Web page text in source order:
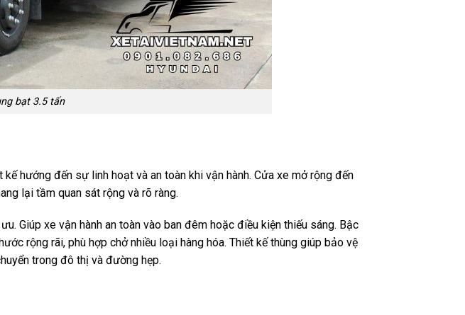
bạt 3.5 tấn
hướng đến sự linh hoạt và an toàn khi vận hành. Cửa xe mở rộng đến
lại tầm quan sát rộng và rõ ràng.
Giúp xe vận hành an toàn vào ban đêm hoặc điều kiện thiếu sáng. Bậc
rộng rãi, phù hợp chở nhiều loại hàng hóa. Thiết kế thùng giúp bảo vệ
trong đô thị và đường hẹp.